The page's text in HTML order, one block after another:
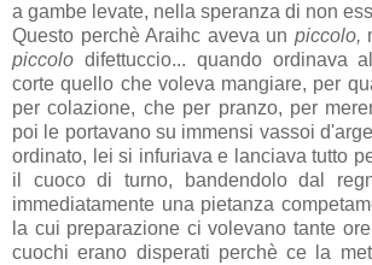
a gambe levate, nella speranza di non
Questo perchè Araihc aveva un piccolo,
piccolo difettuccio... quando ordinava
corte quello che voleva mangiare, per
per colazione, che per pranzo, per
poi le portavano su immensi vassoi
ordinato, lei si infuriava e lanciava tutto
il cuoco di turno, bandendolo dal
immediatamente una pietanza
la cui preparazione ci volevano tante
cuochi erano disperati perchè ce la